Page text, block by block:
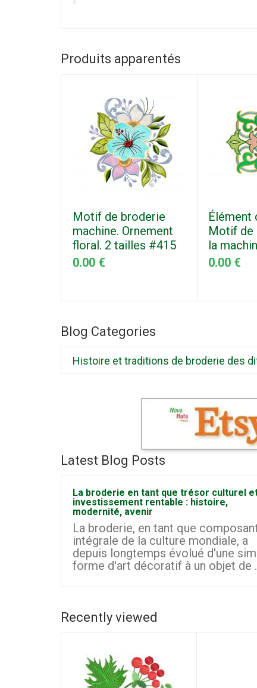
Produits apparentés
Motif de broderie
machine. Ornement
floral. 2 tailles #415
0.00 €
Élément
Motif de
la
0.00 €
Blog Categories
Histoire et traditions de broderie des
Latest Blog Posts
La broderie en tant que trésor culturel
investissement rentable : histoire,
modernité, avenir
La broderie, en tant que
intégrale de la culture mondiale, a
depuis longtemps évolué d'une
forme d'art décoratif à un objet de
Recently viewed